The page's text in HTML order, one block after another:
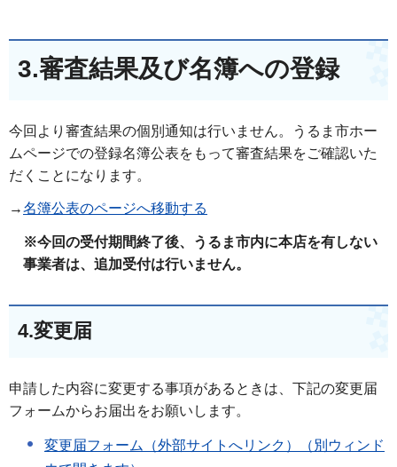
3.審査結果及び名簿への登録
今回より審査結果の個別通知は行いません。うるま市ホー
ムページでの登録名簿公表をもって審査結果をご確認いた
だくことになります。
→名簿公表のページへ移動する
※今回の受付期間終了後、うるま市内に本店を有しない
事業者は、追加受付は行いません。
4.変更届
申請した内容に変更する事項があるときは、下記の変更届
フォームからお届出をお願いします。
変更届フォーム（外部サイトへリンク）（別ウィンド